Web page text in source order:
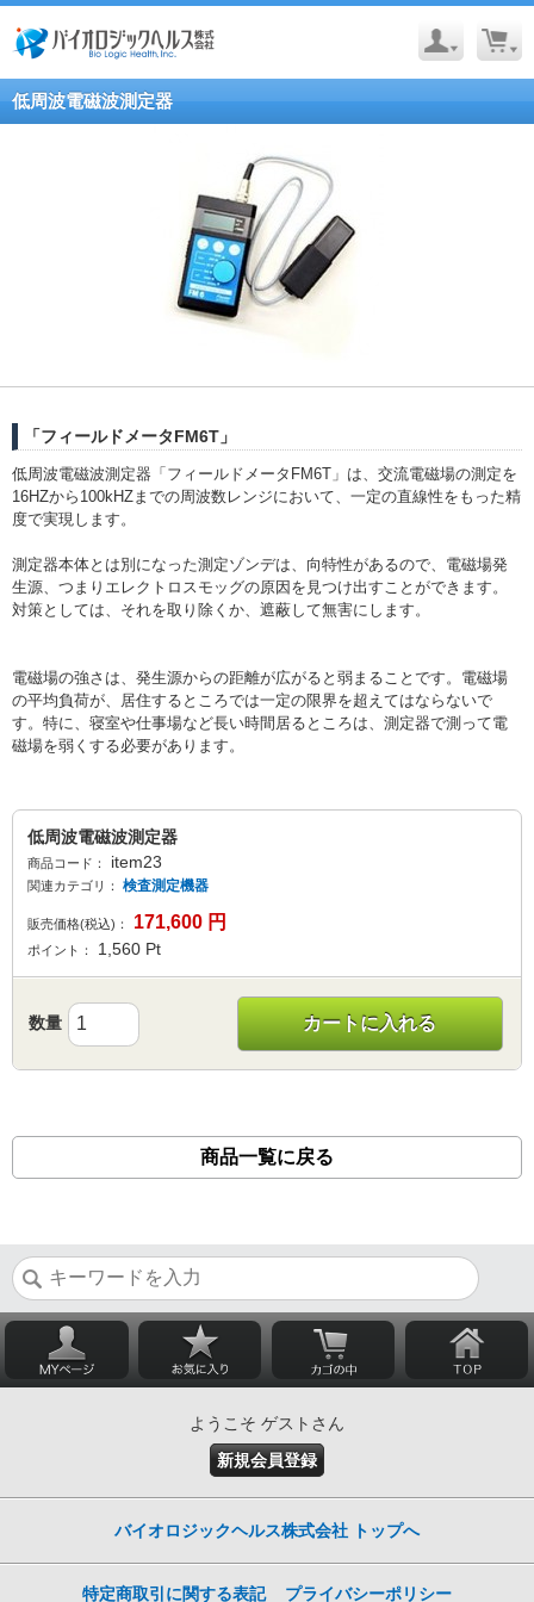
低周波電磁波測定器
「フィールドメータFM6T」
低周波電磁波測定器「フィールドメータFM6T」は、交流電磁場の測定を
16HZから100kHZまでの周波数レンジにおいて、一定の直線性をもった精
度で実現します。
測定器本体とは別になった測定ゾンデは、向特性があるので、電磁場発
生源、つまりエレクトロスモッグの原因を見つけ出すことができます。
対策としては、それを取り除くか、遮蔽して無害にします。
電磁場の強さは、発生源からの距離が広がると弱まることです。電磁場
の平均負荷が、居住するところでは一定の限界を超えてはならないで
す。特に、寝室や仕事場など長い時間居るところは、測定器で測って電
磁場を弱くする必要があります。
低周波電磁波測定器
商品コード： item23
関連カテゴリ： 検査測定機器
販売価格(税込)： 171,600 円
ポイント： 1,560 Pt
数量 カートに入れる
商品一覧に戻る
ようこそ ゲストさん
新規会員登録
バイオロジックヘルス株式会社 トップへ
特定商取引に関する表記 プライバシーポリシー